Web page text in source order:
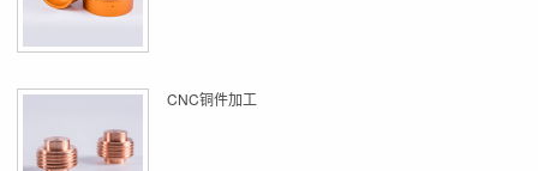
CNC铜件加工